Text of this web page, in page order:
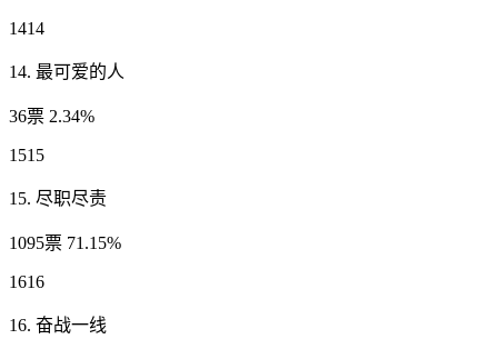
1414
14. 最可爱的人
36票 2.34%
1515
15. 尽职尽责
1095票 71.15%
1616
16. 奋战一线